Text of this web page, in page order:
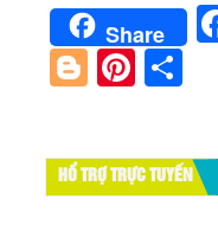
Share
Blogger
HỔ TRỢ TRỰC TUYẾN